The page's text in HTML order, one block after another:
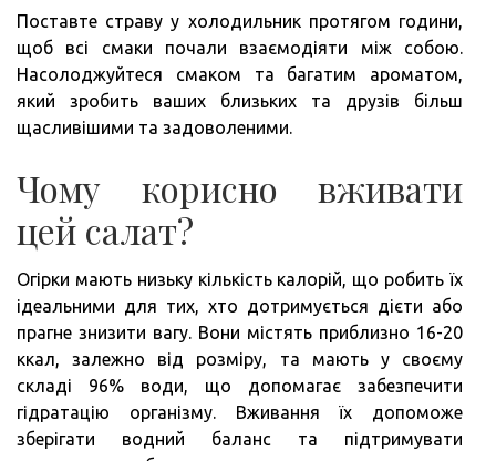
Поставте страву у холодильник протягом години,
щоб всі смаки почали взаємодіяти між собою.
Насолоджуйтеся смаком та багатим ароматом,
який зробить ваших близьких та друзів більш
щасливішими та задоволеними.
Чому корисно вживати
цей салат?
Огірки мають низьку кількість калорій, що робить їх
ідеальними для тих, хто дотримується дієти або
прагне знизити вагу. Вони містять приблизно 16-20
ккал, залежно від розміру, та мають у своєму
складі 96% води, що допомагає забезпечити
гідратацію організму. Вживання їх допоможе
зберігати водний баланс та підтримувати